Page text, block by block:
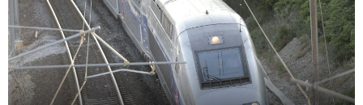
27/10/19